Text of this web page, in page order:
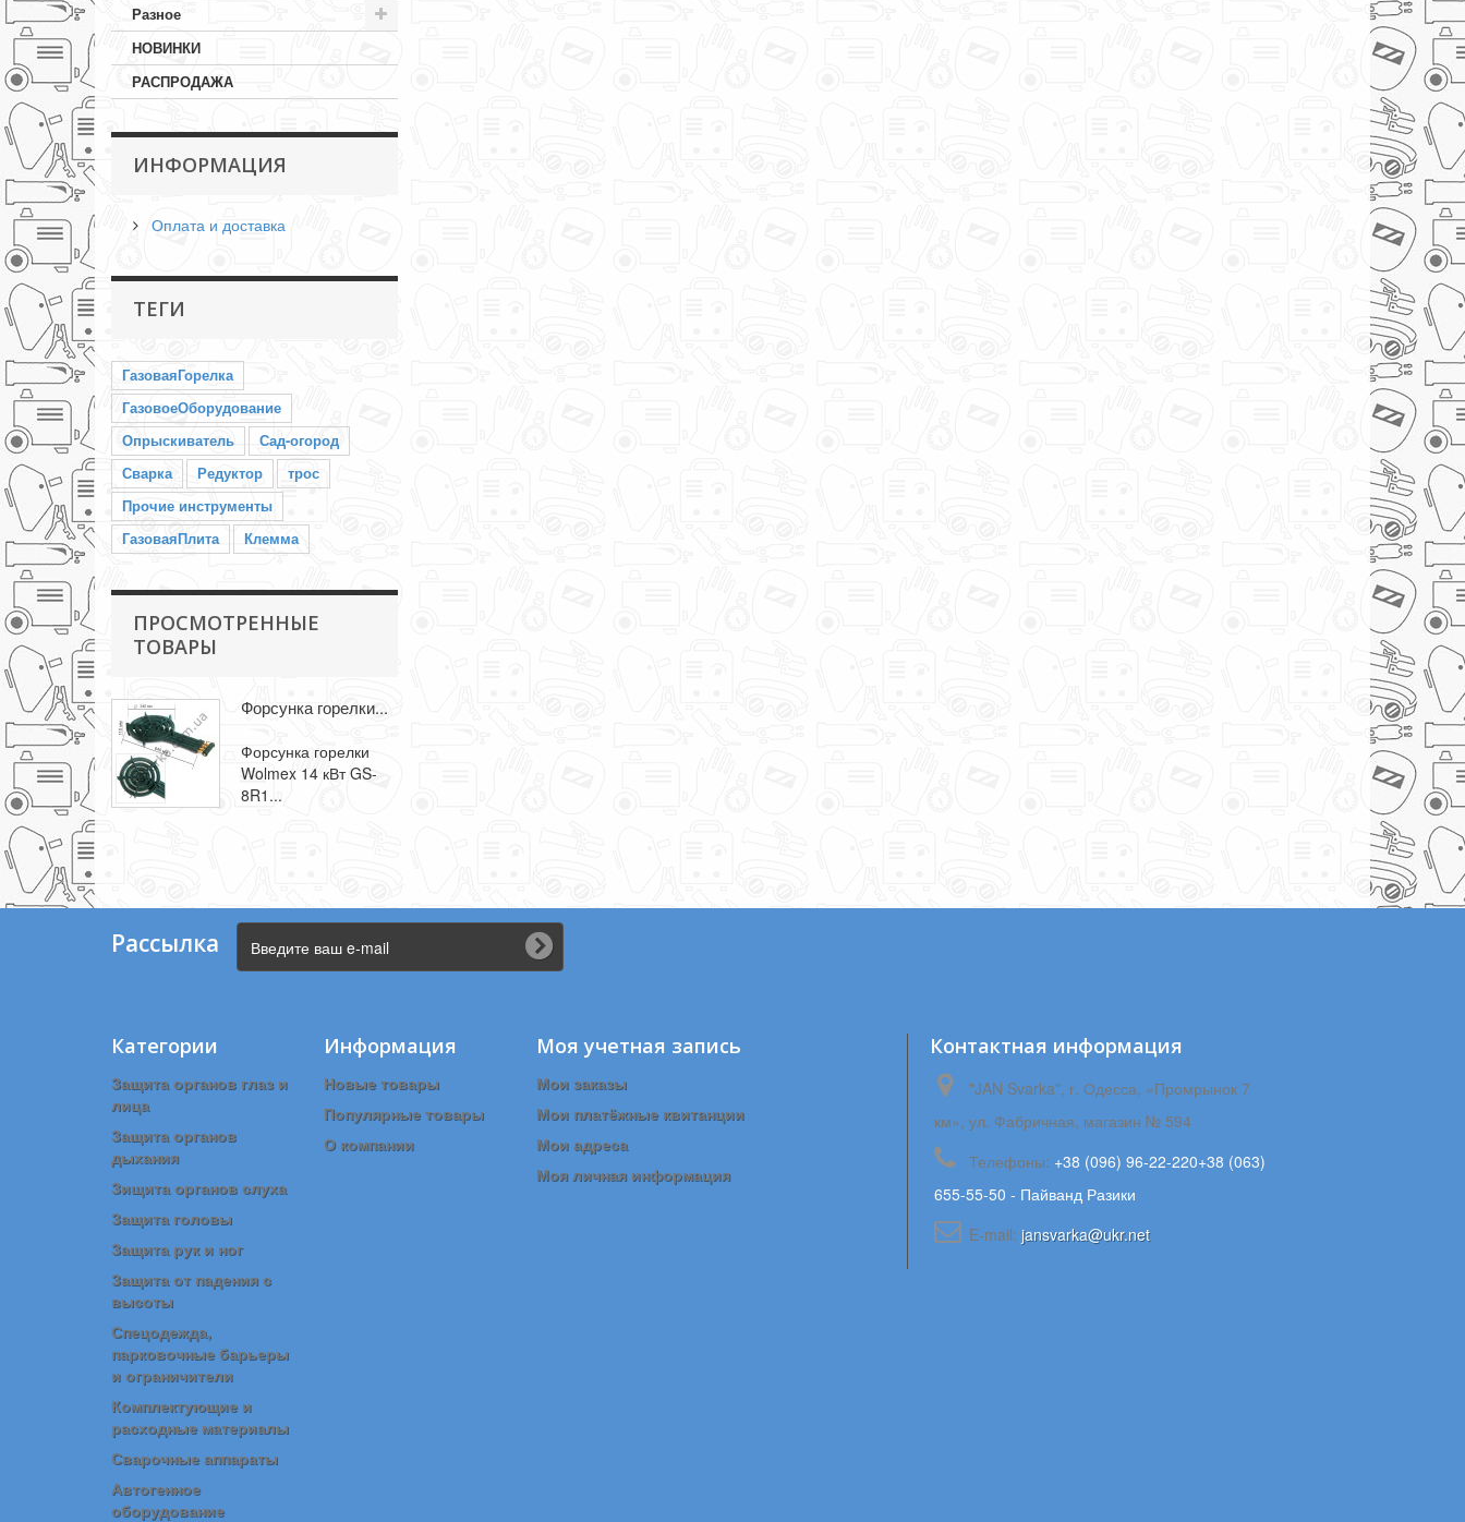
Разное
НОВИНКИ
РАСПРОДАЖА
ИНФОРМАЦИЯ
Оплата и доставка
ТЕГИ
ГазоваяГорелка
ГазовоеОборудование
Опрыскиватель
Сад-огород
Сварка
Редуктор
трос
Прочие инструменты
ГазоваяПлита
Клемма
ПРОСМОТРЕННЫЕ
ТОВАРЫ
Форсунка горелки...
Форсунка горелки
Wolmex 14 кВт GS-
8R1...
Рассылка
Категории
Защита органов глаз и
лица
Защита органов
дыхания
Зищита органов слуха
Защита головы
Защита рук и ног
Защита от падения с
высоты
Спецодежда,
парковочные барьеры
и ограничители
Комплектующие и
расходные материалы
Сварочные аппараты
Автогенное
оборудование
Информация
Новые товары
Популярные товары
О компании
Моя учетная запись
Мои заказы
Мои платёжные квитанции
Мои адреса
Моя личная информация
Контактная информация
"JAN Svarka", г. Одесса, «Промрынок 7
км», ул. Фабричная, магазин № 594
Телефоны: +38 (096) 96-22-220+38 (063)
655-55-50 - Пайванд Разики
E-mail: jansvarka@ukr.net